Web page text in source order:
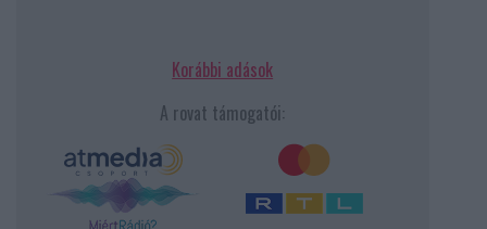
Korábbi adások
A rovat támogatói: